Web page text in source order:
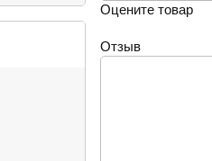
Оцените товар
Отзыв